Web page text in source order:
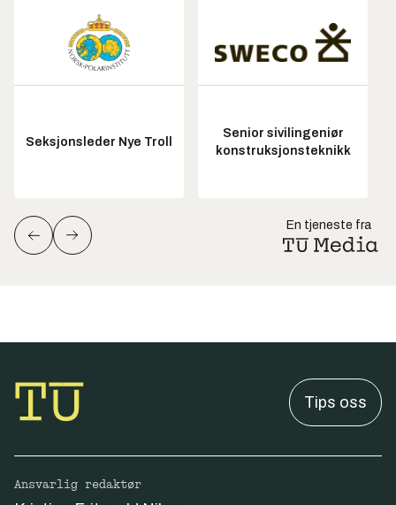
Seksjonsleder Nye Troll
Senior sivilingeniør
konstruksjonsteknikk
En tjeneste fra
Tips oss
Ansvarlig redaktør